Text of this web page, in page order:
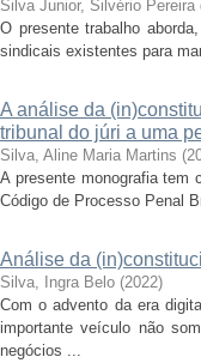
Silva Junior, Silvério Pereira
O presente trabalho
sindicais existentes para
A análise da
tribunal do júri a uma
Silva, Aline Maria Martins (
A presente monografia tem
Código de Processo Penal
Análise da
Silva, Ingra Belo (2022)
Com o advento da era
importante veículo não
negócios ...